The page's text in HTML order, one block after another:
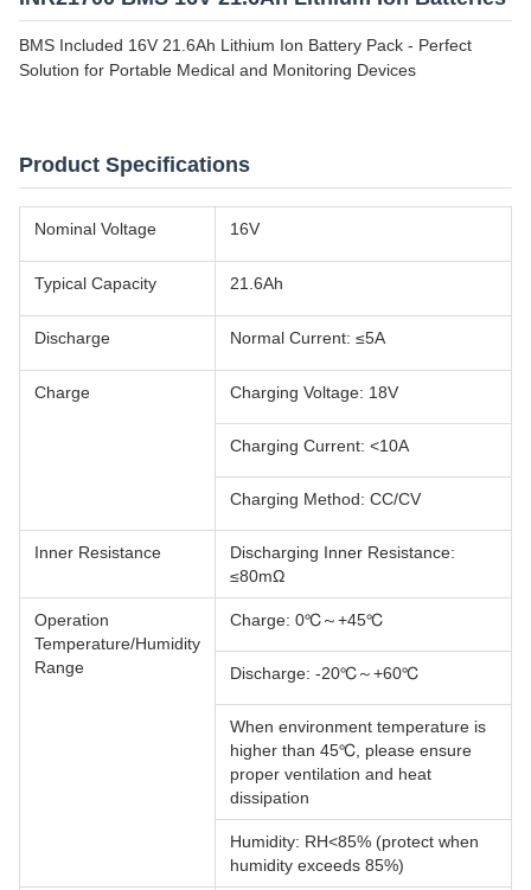
BMS Included 16V 21.6Ah Lithium Ion Battery Pack - Perfect
Solution for Portable Medical and Monitoring Devices
Product Specifications
Nominal Voltage 16V
Typical Capacity 21.6Ah
Discharge Normal Current: ≤5A
Charge Charging Voltage: 18V
Charging Current: <10A
Charging Method: CC/CV
Inner Resistance
Discharging Inner Resistance:
≤80mΩ
Operation
Temperature/Humidity
Range
Charge: 0℃～+45℃
Discharge: -20℃～+60℃
When environment temperature is
higher than 45℃, please ensure
proper ventilation and heat
dissipation
Humidity: RH<85% (protect when
humidity exceeds 85%)